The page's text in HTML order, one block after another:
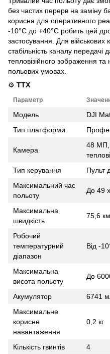
без частих перерв на заміну
корисна для оперативного
-10°C до +40°C робить цей
застосування. Для військових
стабільність каналу передачі
тепловізійного зображення
польових умовах.
⚙️ ТТХ
Параметр
Модель
DJI
Тип платформи
Камера
48 МП,
Тип керування
Пульт
Максимальний час
польоту
До 49
Максимальна
швидкість
75,6
Робочий
температурний
діапазон
Від -
Максимальна
висота польоту
До
Акумулятор
6741
Максимальне
корисне
навантаження
0,2 кг
Кількість гвинтів
4